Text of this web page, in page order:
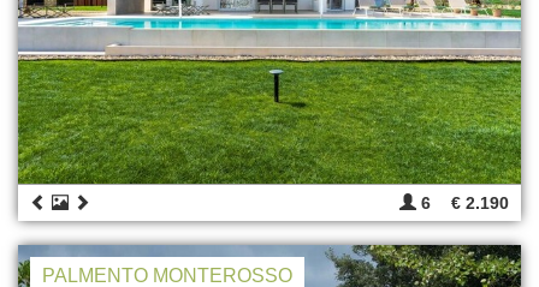
6 € 2.190
PALMENTO MONTEROSSO